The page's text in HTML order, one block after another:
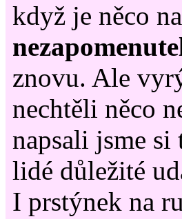
když je něco
znovu. Ale
nechtěli něco
napsali jsme si
lidé důležité
I prstýnek na